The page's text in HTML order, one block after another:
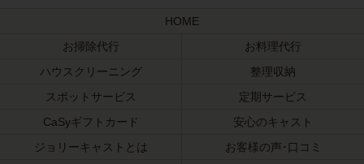
HOME
お掃除代行
お料理代行
ハウスクリーニング
整理収納
スポットサービス
定期サービス
CaSyギフトカード
安心のキャスト
ジョリーキャストとは
お客様の声･口コミ